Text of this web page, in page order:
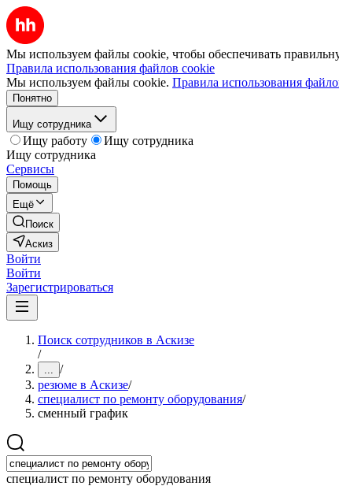
Мы используем файлы cookie, чтобы обеспечивать
Правила использования файлов cookie
Мы используем файлы cookie. Правила использования
Понятно
Ищу сотрудника
Ищу работу
Ищу сотрудника
Ищу сотрудника
Сервисы
Помощь
Ещё
Поиск
Аскиз
Войти
Войти
Зарегистрироваться
Поиск сотрудников в Аскизе
/
... /
резюме в Аскизе/
специалист по ремонту оборудования/
сменный график
специалист по ремонту оборудования